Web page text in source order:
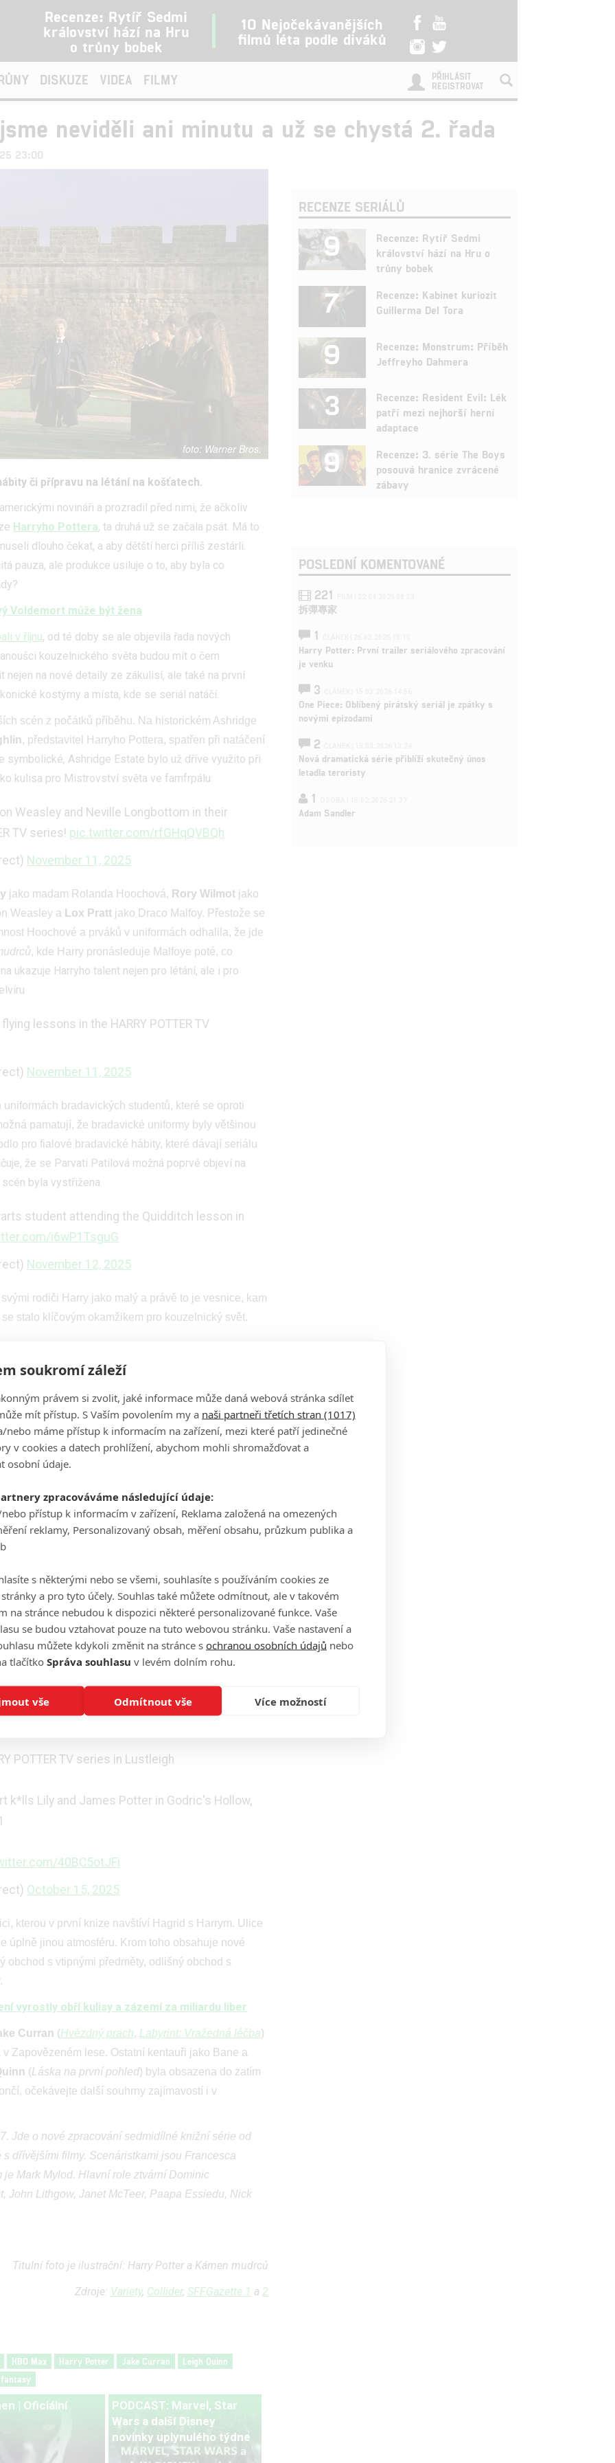
Recenze: Rytíř Sedmi
království hází na Hru
o trůny bobek
10 Nejočekávanějších
filmů léta podle diváků
DISKUZE VIDEA FILMY
PŘIHLÁSIT
REGISTROVAT
neviděli ani minutu a už se chystá 2. řada
23:00
Warner Bros.
či přípravu na létání na košťatech.
novináři a prozradil před nimi, že ačkoliv
Harryho Pottera, ta druhá už se začala psát. Má to
dlouho čekat, a aby dětští herci příliš zestárli.
pauza, ale produkce usiluje o to, aby byla co
Voldemort může být žena
v říjnu, od té doby se ale objevila řada nových
kouzelnického světa budou mít o čem
na nové detaily ze zákulisí, ale také na první
kostýmy a místa, kde se seriál natáčí.
scén z počátků příběhu. Na historickém Ashridge
, představitel Harryho Pottera, spatřen při natáčení
symbolické, Ashridge Estate bylo už dříve využito při
kulisa pro Mistrovství světa ve famfrpálu.
Weasley and Neville Longbottom in their
TV series! pic.twitter.com/rfGHqQVBQh
November 11, 2025
jako madam Rolanda Hoochová, Rory Wilmot jako
Weasley a Lox Pratt jako Draco Malfoy. Přestože se
Hoochové a prváků v uniformách odhalila, že jde
, kde Harry pronásleduje Malfoye poté, co
ukazuje Harryho talent nejen pro létání, ale i pro
lessons in the HARRY POTTER TV
November 11, 2025
bradavických studentů, které se oproti
pamatují, že bradavické uniformy byly většinou
pro fialové bradavické hábity, které dávají seriálu
že se Parvati Patilová možná poprvé objeví na
byla vystřižena.
student attending the Quidditch lesson in
i6wP1TsguG
November 12, 2025
rodiči Harry jako malý a právě to je vesnice, kam
stalo klíčovým okamžikem pro kouzelnický svět.
series in Lustleigh is being set up for an
and filming equipment for now
redecorated to become Godric's Hollow
for filming the HARRY POTTER TV series,
and houses
PHO9oxBcxY
October 15, 2025
kdy Voldemort zabil Harryho rodiče a pokusil se
zdánlivé porážce a vzniku jizvy ve tvaru blesku
POTTER TV series in Lustleigh
k*lls Lily and James Potter in Godric's Hollow,
40BC5otJFi
October 15, 2025
kterou v první knize navštíví Hagrid s Harrym. Ulice
úplně jinou atmosféru. Krom toho obsahuje nové
obchod s vtipnými předměty, odlišný obchod s
vyrostly obří kulisy a zázemí za miliardu liber
Curran (Hvězdný prach, Labyrint: Vražedná léčba)
Zapovězeném lese. Ostatní kentauři jako Bane a
(Láska na první pohled) byla obsazena do zatím
očekávejte další souhrny zajímavostí i v
Jde o nové zpracování sedmidílné knižní série od
dřívějšími filmy. Scenáristkami jsou Francesca
je Mark Mylod. Hlavní role ztvární Dominic
John Lithgow, Janet McTeer, Paapa Essiedu, Nick
Titulní foto je ilustrační: Harry Potter a Kámen mudrců
Zdroje: Variety, Collider, SFFGazette 1 a 2
HBO Max Harry Potter Jake Curran
Leigh Quinn
fantasy
| Oficiální
PODCAST: Marvel, Star
Wars a další Disney
novinky uplynulého týdne
RECENZE SERIÁLŮ
9
Recenze: Rytíř Sedmi
království hází na Hru o
trůny bobek
7
Recenze: Kabinet kuriozit
Guillerma Del Tora
9
Recenze: Monstrum: Příběh
Jeffreyho Dahmera
3
Recenze: Resident Evil: Lék
patří mezi nejhorší herní
adaptace
9
Recenze: 3. série The Boys
posouvá hranice zvrácené
zábavy
POSLEDNÍ KOMENTOVANÉ
221
拆彈專家
1
Harry Potter: První trailer seriálového zpracování
je venku
3
One Piece: Oblíbený pirátský seriál je zpátky s
novými epizodami
2
Nová dramatická série přiblíží skutečný únos
letadla teroristy
1
Adam Sandler
soukromí záleží
právem si zvolit, jaké informace může daná webová stránka sdílet
mít přístup. S Vaším povolením my a naši partneři třetích stran (1017)
nebo máme přístup k informacím na zařízení, mezi které patří jedinečné
v cookies a datech prohlížení, abychom mohli shromažďovat a
osobní údaje.
zpracováváme následující údaje:
přístup k informacím v zařízení, Reklama založená na omezených
reklamy, Personalizovaný obsah, měření obsahu, průzkum publika a
s některými nebo se všemi, souhlasíte s používáním cookies ze
a pro tyto účely. Souhlas také můžete odmítnout, ale v takovém
na stránce nebudou k dispozici některé personalizované funkce. Vaše
se budou vztahovat pouze na tuto webovou stránku. Vaše nastavení a
můžete kdykoli změnit na stránce sochranou osobních údajů nebo
tlačítkoSpráva souhlasu v levém dolním rohu.
vše Odmítnout vše Více možností